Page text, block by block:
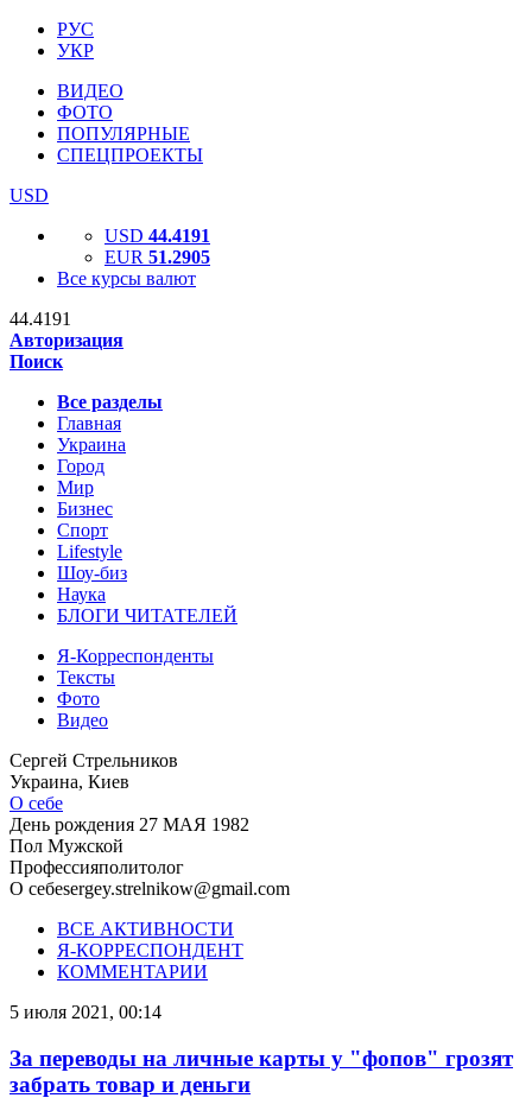
РУС
УКР
ВИДЕО
ФОТО
ПОПУЛЯРНЫЕ
СПЕЦПРОЕКТЫ
USD
USD 44.4191
EUR 51.2905
Все курсы валют
44.4191
Авторизация
Поиск
Все разделы
Главная
Украина
Город
Мир
Бизнес
Спорт
Lifestyle
Шоу-биз
Наука
БЛОГИ ЧИТАТЕЛЕЙ
Я-Корреспонденты
Тексты
Фото
Видео
Сергей Стрельников
Украина, Киев
О себе
День рождения 27 МАЯ 1982
Пол Мужской
Профессияполитолог
О себеsergey.strelnikow@gmail.com
ВСЕ АКТИВНОСТИ
Я-КОРРЕСПОНДЕНТ
КОММЕНТАРИИ
5 июля 2021, 00:14
За переводы на личные карты у "фопов" грозят
забрать товар и деньги